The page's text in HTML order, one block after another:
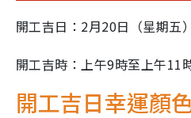
開工吉日：2月20日（星期五）
開工吉時：上午9時至上午11
開工吉日幸運顏